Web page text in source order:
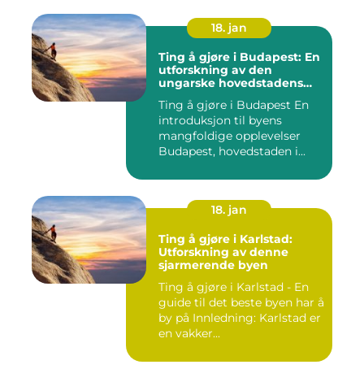
18. jan
Ting å gjøre i Budapest: En
utforskning av den
ungarske hovedstadens
Ting å gjøre i Budapest En
introduksjon til byens
mangfoldige opplevelser
Budapest, hovedstaden i...
18. jan
Ting å gjøre i Karlstad:
Utforskning av denne
sjarmerende byen
Ting å gjøre i Karlstad - En
guide til det beste byen har å
by på Innledning: Karlstad er
en vakker...